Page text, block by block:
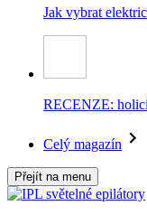
Jak vybrat
RECENZE:
Celý magazín
Přejít na menu